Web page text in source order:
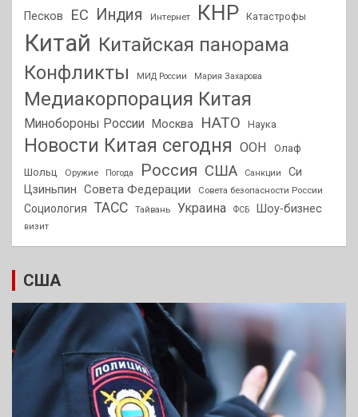
Песков
ЕС Индия Интернет КНР Катастрофы
Китай Китайская панорама
Конфликты
МИД России Мария Захарова
Медиакорпорация Китая
Минобороны России Москва НАТО Наука
Новости Китая сегодня ООН
Олаф
Шольц
Оружие Погода Россия США Санкции
Си
Цзиньпин Совета Федерации Совета безопасности России
Социология ТАСС Тайвань Украина ФСБ Шоу-бизнес
визит
США